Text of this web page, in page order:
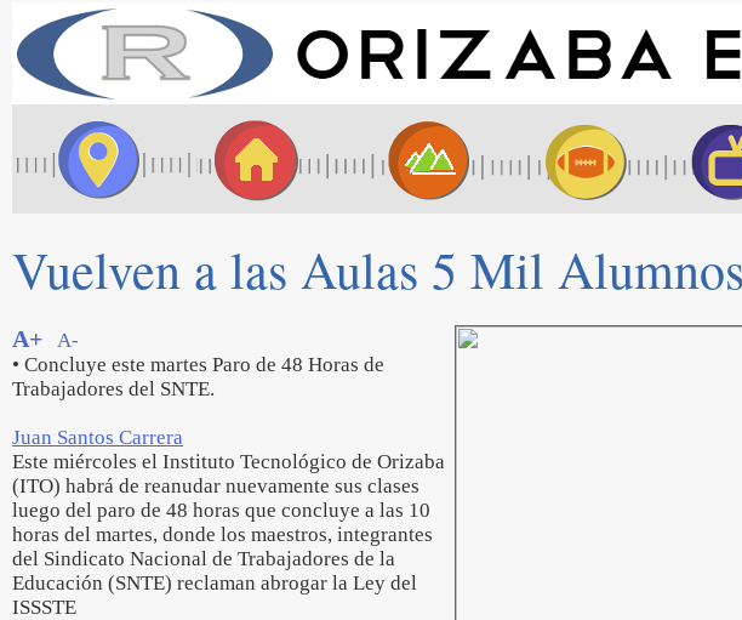
Vuelven a las Aulas 5 Mil
A+
A-
• Concluye este martes Paro de 48 Horas de
Trabajadores del SNTE.
Juan Santos Carrera
Este miércoles el Instituto Tecnológico de Orizaba
(ITO) habrá de reanudar nuevamente sus clases
luego del paro de 48 horas que concluye a las 10
horas del martes, donde los maestros, integrantes
del Sindicato Nacional de Trabajadores de la
Educación (SNTE) reclaman abrogar la Ley del
ISSSTE